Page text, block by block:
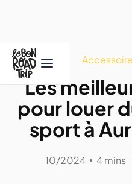
Les
pour louer
sport à
10/2024 • 4 mins